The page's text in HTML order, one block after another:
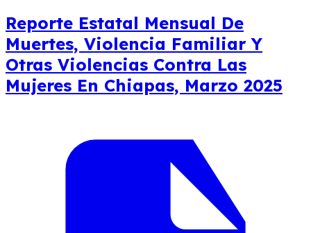
Reporte Estatal Mensual De
Muertes, Violencia Familiar Y
Otras Violencias Contra Las
Mujeres En Chiapas, Marzo 2025